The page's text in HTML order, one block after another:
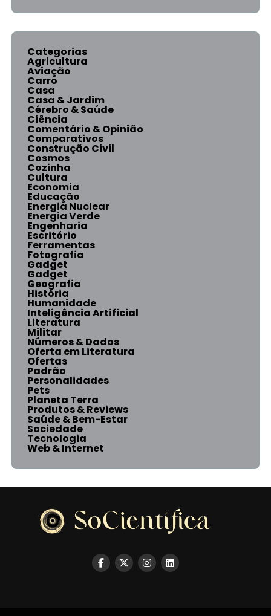
Categorias
Agricultura
Aviação
Carro
Casa
Casa & Jardim
Cérebro & Saúde
Ciência
Comentário & Opinião
Comparativos
Construção Civil
Cosmos
Cozinha
Cultura
Economia
Educação
Energia Nuclear
Energia Verde
Engenharia
Escritório
Ferramentas
Fotografia
Gadget
Gadget
Geografia
História
Humanidade
Inteligência Artificial
Literatura
Militar
Números & Dados
Oferta em Literatura
Ofertas
Padrão
Personalidades
Pets
Planeta Terra
Produtos & Reviews
Saúde & Bem-Estar
Sociedade
Tecnologia
Web & Internet